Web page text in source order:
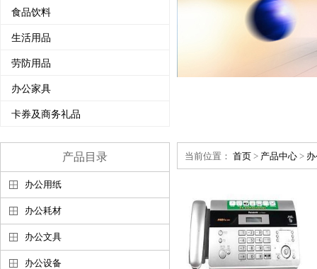
食品饮料
生活用品
劳防用品
办公家具
卡券及商务礼品
产品目录
办公用纸
办公耗材
办公文具
办公设备
当前位置： 首页 > 产品中心 >